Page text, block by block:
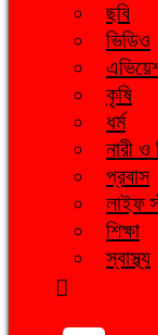
ছবি
ভিডিও
কৃষি
ধর্ম
নারী ও
প্রবাস
লাইফ
শিক্ষা
স্বাস্থ্য